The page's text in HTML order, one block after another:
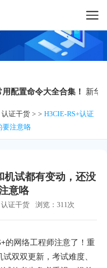
配置命令大全合集！ 新华
认证干货> > H3CIE-RS+认证
要注意咯
机试都有变动，还没
意咯
认证干货 浏览： 311次
的网络工程师注意了！重
双双更新，考试难度、